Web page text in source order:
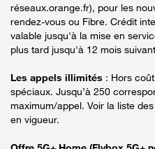
réseaux.orange.fr), pour les
rendez-vous ou Fibre. Crédit
valable jusqu'à la mise en
plus tard jusqu'à 12 mois
Les appels illimités : Hors
spéciaux. Jusqu’à 250
maximum/appel. Voir la liste
en vigueur.